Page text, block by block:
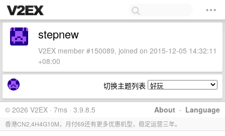
stepnew
V2EX member #150089, joined on 2015-12-05 14:32:11
+08:00
切换主题列表
About · Language
© 2026 V2EX · 7ms · 3.9.8.5
香港CN2,4H4G10M，月付69还有更多优惠机型，稳定运营三年。